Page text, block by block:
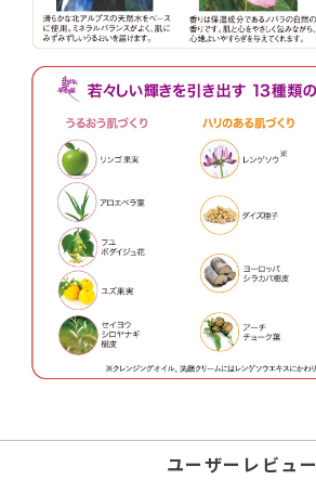
ユーザーレビュー